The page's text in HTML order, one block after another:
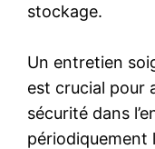
stockage.
Un entretien
est crucial pour
sécurité dans
périodiquement